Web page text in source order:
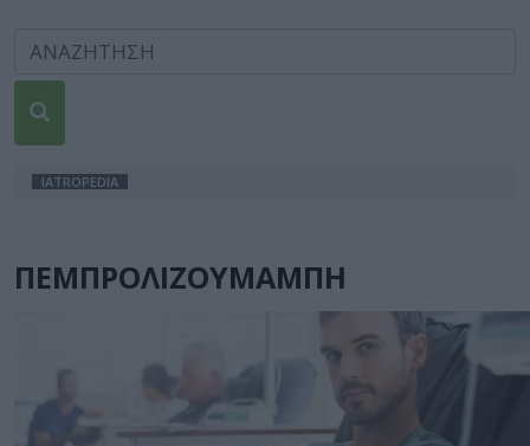
IATROPEDIA
ΠΕΜΠΡΟΛΙΖΟΥΜΑΜΠΗ